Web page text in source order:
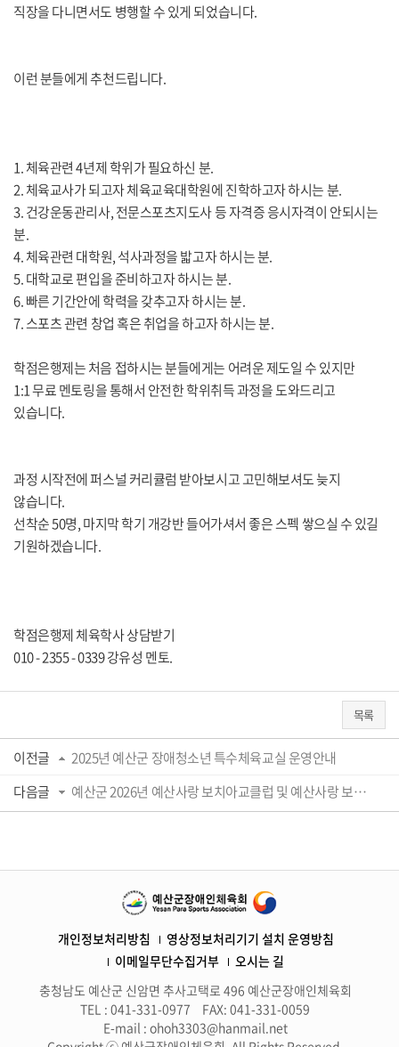
직장을 다니면서도 병행할 수 있게 되었습니다.
이런 분들에게 추천드립니다.
1. 체육관련 4년제 학위가 필요하신 분.
2. 체육교사가 되고자 체육교육대학원에 진학하고자 하시는 분.
3. 건강운동관리사, 전문스포츠지도사 등 자격증 응시자격이 안되시는
분.
4. 체육관련 대학원, 석사과정을 밟고자 하시는 분.
5. 대학교로 편입을 준비하고자 하시는 분.
6. 빠른 기간안에 학력을 갖추고자 하시는 분.
7. 스포츠 관련 창업 혹은 취업을 하고자 하시는 분.
학점은행제는 처음 접하시는 분들에게는 어려운 제도일 수 있지만
1:1 무료 멘토링을 통해서 안전한 학위취득 과정을 도와드리고
있습니다.
과정 시작전에 퍼스널 커리큘럼 받아보시고 고민해보셔도 늦지
않습니다.
선착순 50명, 마지막 학기 개강반 들어가셔서 좋은 스펙 쌓으실 수 있길
기원하겠습니다.
학점은행제 체육학사 상담받기
010 - 2355 - 0339 강유성 멘토.
목록
이전글
2025년 예산군 장애청소년 특수체육교실 운영안내
다음글
예산군 2026년 예산사랑 보치아교클럽 및 예산사랑 보치아교실 운영안내
개인정보처리방침
영상정보처리기기 설치 운영방침
이메일무단수집거부
오시는 길
충청남도 예산군 신암면 추사고택로 496 예산군장애인체육회
TEL : 041-331-0977
FAX: 041-331-0059
E-mail : ohoh3303@hanmail.net